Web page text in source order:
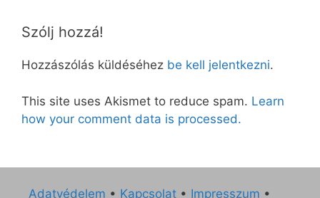
Szólj hozzá!
Hozzászólás küldéséhez be kell jelentkezni.
This site uses Akismet to reduce spam. Learn
how your comment data is processed.
Adatvédelem • Kapcsolat • Impresszum •